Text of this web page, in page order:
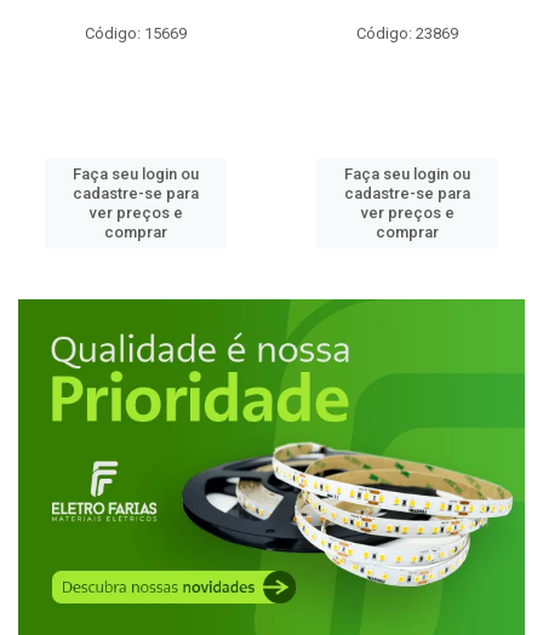
Código: 15669
Faça seu login ou
cadastre-se para
ver preços e
comprar
Código: 23869
Faça seu login ou
cadastre-se para
ver preços e
comprar